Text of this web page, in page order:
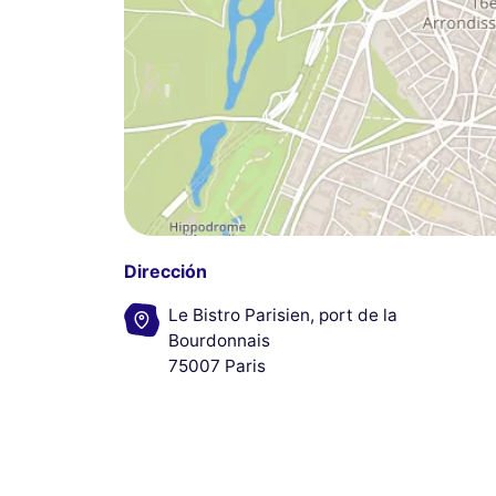
Dirección
Le Bistro Parisien, port de la
Bourdonnais
75007 Paris